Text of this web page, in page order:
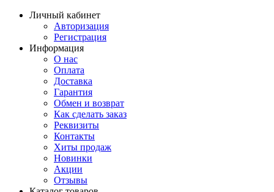
Личный кабинет
Авторизация
Регистрация
Информация
О нас
Оплата
Доставка
Гарантия
Обмен и возврат
Как сделать заказ
Реквизиты
Контакты
Хиты продаж
Новинки
Акции
Отзывы